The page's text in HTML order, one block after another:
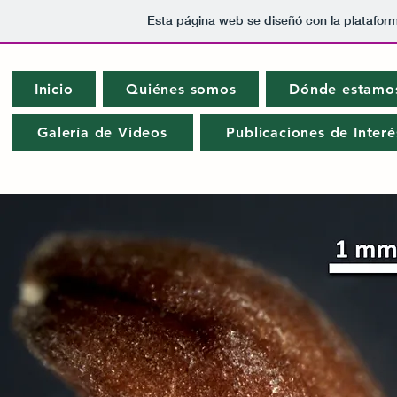
Esta página web se diseñó con la
Inicio Quiénes somos Dónde
Galería de Videos Publicaciones de